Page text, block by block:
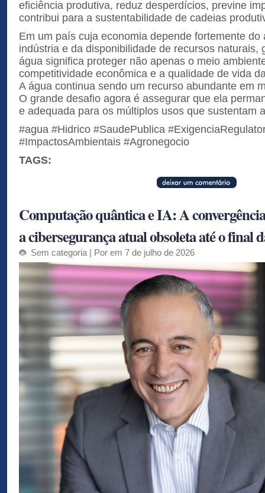
eficiência produtiva, reduz desperdícios, previne
contribui para a sustentabilidade de cadeias
Em um país cuja economia depende fortemente do
indústria e da disponibilidade de recursos naturais,
água significa proteger não apenas o meio
competitividade econômica e a qualidade de vida
A água continua sendo um recurso abundante em
O grande desafio agora é assegurar que ela
e adequada para os múltiplos usos que sustentam
#agua #Hidrico #SaudePublica
#ImpactosAmbientais #Agronegocio
TAGS:
Computação quântica e IA: A
a cibersegurança atual obsoleta até o final
Sem categoria | Por em 7 de julho de 2026